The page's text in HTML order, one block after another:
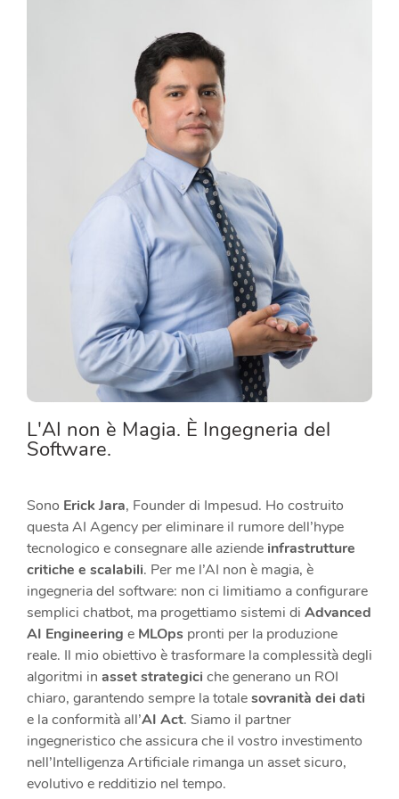
L'AI non è Magia. È Ingegneria del
Software.
Sono Erick Jara, Founder di Impesud. Ho costruito
questa AI Agency per eliminare il rumore dell’hype
tecnologico e consegnare alle aziende infrastrutture
critiche e scalabili. Per me l’AI non è magia, è
ingegneria del software: non ci limitiamo a configurare
semplici chatbot, ma progettiamo sistemi di Advanced
AI Engineering e MLOps pronti per la produzione
reale. Il mio obiettivo è trasformare la complessità degli
algoritmi in asset strategici che generano un ROI
chiaro, garantendo sempre la totalesovranità dei dati
e la conformità all’AI Act. Siamo il partner
ingegneristico che assicura che il vostro investimento
nell’Intelligenza Artificiale rimanga un asset sicuro,
evolutivo e redditizio nel tempo.